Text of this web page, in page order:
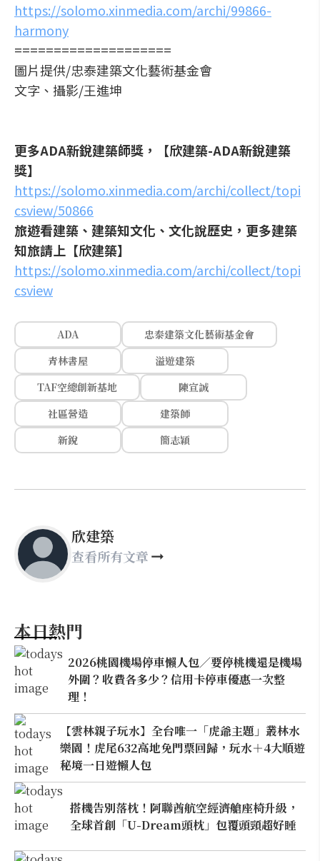
https://solomo.xinmedia.com/archi/99866-
harmony
====================
圖片提供/忠泰建築文化藝術基金會
文字、攝影/王進坤
更多ADA新銳建築師獎，【欣建築-ADA新銳建築
獎】
https://solomo.xinmedia.com/archi/collect/topi
csview/50866
旅遊看建築、建築知文化、文化說歷史，更多建築
知旅請上【欣建築】
https://solomo.xinmedia.com/archi/collect/topi
csview
ADA
忠泰建築文化藝術基金會
青林書屋
溢遊建築
TAF空總創新基地
陳宣誠
社區營造
建築師
新銳
簡志穎
欣建築
查看所有文章
本日熱門
2026桃園機場停車懶人包／要停桃機還是機場
外圍？收費各多少？信用卡停車優惠一次整
理！
【雲林親子玩水】全台唯一「虎爺主題」叢林水
樂園！虎尾632高地免門票回歸，玩水＋4大順遊
秘境一日遊懶人包
搭機告別落枕！阿聯酋航空經濟艙座椅升級，
全球首創「U-Dream頭枕」包覆頭頸超好睡